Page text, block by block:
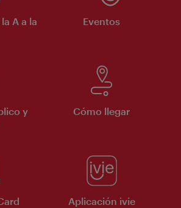
A a la
Eventos
y
Cómo llegar
Aplicación ivie